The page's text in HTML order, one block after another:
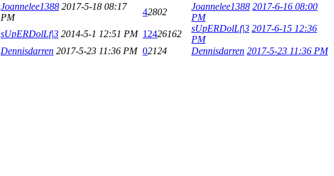
Joannelee1388 2017-5-18 08:17
PM
42802
Joannelee1388 2017-6-16 08:00
PM
sUpERDolLf|3 2014-5-1 12:51 PM 12426162
sUpERDolLf|3 2017-6-15 12:36
PM
Dennisdarren 2017-5-23 11:36 PM 02124 Dennisdarren 2017-5-23 11:36 PM